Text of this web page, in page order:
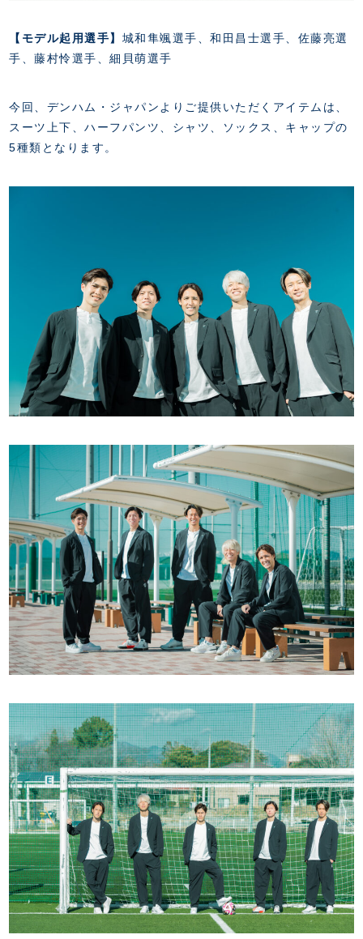
【モデル起用選手】 城和隼颯選手、和田昌士選手、佐藤亮選
手、藤村怜選手、細貝萌選手
今回、デンハム・ジャパンよりご提供いただくアイテムは、
スーツ上下、ハーフパンツ、シャツ、ソックス、キャップの
5種類となります。